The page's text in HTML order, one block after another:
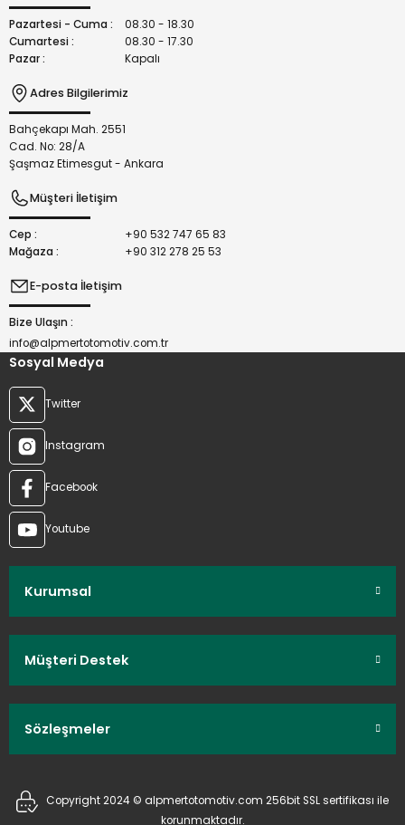
Bu ürüne benzer farklı alternatifler olmalı.
Pazartesi - Cuma :
08.30 - 18.30
Cumartesi :
08.30 - 17.30
Pazar :
Kapalı
Adres Bilgilerimiz
Bahçekapı Mah. 2551
Cad. No: 28/A
Şaşmaz Etimesgut - Ankara
Müşteri İletişim
Cep :
+90 532 747 65 83
Mağaza :
+90 312 278 25 53
E-posta İletişim
Bize Ulaşın :
info@alpmertotomotiv.com.tr
Sosyal Medya
Twitter
Instagram
Facebook
Youtube
Kurumsal
Müşteri Destek
Sözleşmeler
Copyright 2024 © alpmertotomotiv.com 256bit SSL sertifikası ile
korunmaktadır.